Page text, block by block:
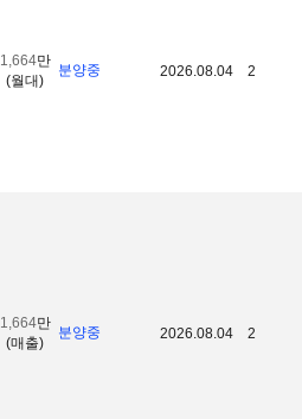
1,664만
(월대)
분양중 2026.08.04 2
1,664만
(매출)
분양중 2026.08.04 2